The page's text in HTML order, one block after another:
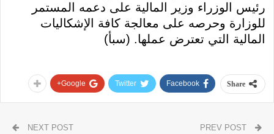
رئيس الوزراء وزير المالية على دعمه المستمر
للوزارة وحرصه على معالجة كافة الإشكاليات
المالية التي تعترض عملها. (سبأ)
Share
Facebook
Twitter
Google+
NEXT POST